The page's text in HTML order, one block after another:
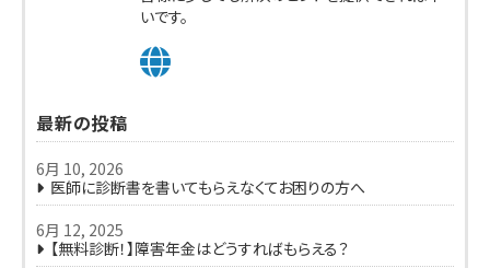
いです。
最新の投稿
6月 10, 2026
医師に診断書を書いてもらえなくてお困りの方へ
6月 12, 2025
【無料診断！】障害年金はどうすればもらえる？